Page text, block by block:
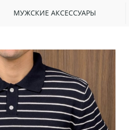
МУЖСКИЕ АКСЕССУАРЫ